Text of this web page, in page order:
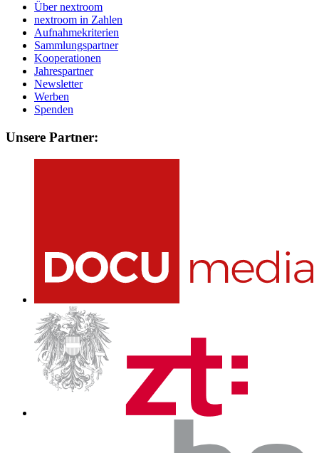
Über nextroom
nextroom in Zahlen
Aufnahmekriterien
Sammlungspartner
Kooperationen
Jahrespartner
Newsletter
Werben
Spenden
Unsere Partner: